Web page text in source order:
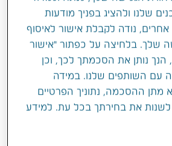
נארח רופאים מומחים
שונות ונדון בסוגיות
את כולנו. הפרקים יעסקו
מטיפול ואבחון מיגרנה,
תזונת תינוקות, הפרעות
שלנו ולהציג בפניך מודעות
אחרים, נודה לקבלת אישור לאיסוף
שלך. בלחיצה על כפתור "אישור
הנך נותן את הסכמתך לכך, וכן
עם השותפים שלנו. במידה
מתן ההסכמה, נתוניך הפרטיים
לשנות את בחירתך בכל עת. למידע